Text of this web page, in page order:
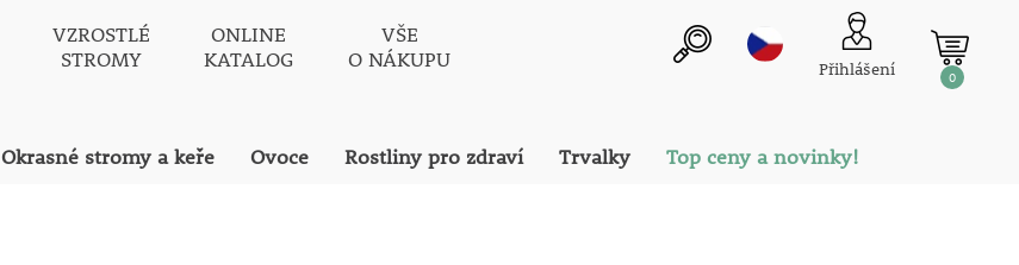
VZROSTLÉ
STROMY
ONLINE
KATALOG
VŠE
O NÁKUPU
Přihlášení 0
Okrasné stromy a keře Ovoce Rostliny pro zdraví Trvalky Top ceny a novinky!